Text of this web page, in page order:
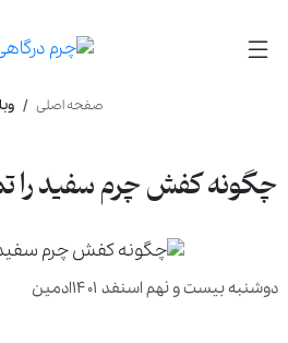
صفحه اصلی
چگونه کفش چرم سفید را
دوشنبه بیست و نهم اسنفد ۱۴۰۱ ادمین